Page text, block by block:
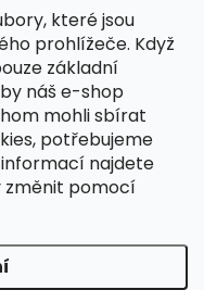
které jsou
prohlížeče. Když
základní
náš e-shop
mohli sbírat
potřebujeme
najdete
změnit pomocí